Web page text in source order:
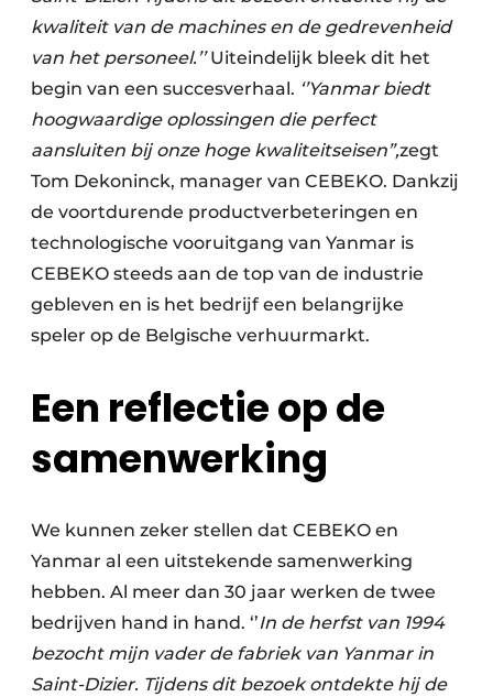
kwaliteit van de machines en de gedrevenheid
van het personeel.’’Uiteindelijk bleek dit het
begin van een succesverhaal. ‘’Yanmar biedt
hoogwaardige oplossingen die perfect
aansluiten bij onze hoge kwaliteitseisen”,zegt
Tom Dekoninck, manager van CEBEKO. Dankzij
de voortdurende productverbeteringen en
technologische vooruitgang van Yanmar is
CEBEKO steeds aan de top van de industrie
gebleven en is het bedrijf een belangrijke
speler op de Belgische verhuurmarkt.
Een reflectie op de
samenwerking
We kunnen zeker stellen dat CEBEKO en
Yanmar al een uitstekende samenwerking
hebben. Al meer dan 30 jaar werken de twee
bedrijven hand in hand. ‘’In de herfst van 1994
bezocht mijn vader de fabriek van Yanmar in
Saint-Dizier. Tijdens dit bezoek ontdekte hij de